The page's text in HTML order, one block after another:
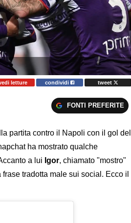
letture condividi tweet
FONTI PREFERITE
partita contro il Napoli con il gol del
ha mostrato qualche
a lui Igor, chiamato "mostro"
tradotta male sui social. Ecco il